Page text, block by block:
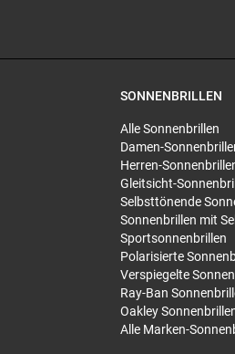
SONNENBRILLEN
Alle Sonnenbrillen
Damen-
Herren-
Gleitsicht-
Selbsttönende
Sonnenbrillen mit
Sportsonnenbrillen
Polarisierte
Verspiegelte
Ray-Ban
Oakley
Alle Marken-